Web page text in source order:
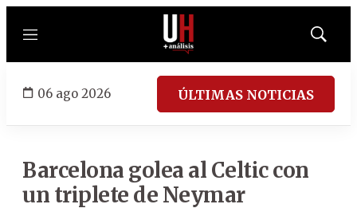
Menú
Mostrar
06 ago 2026 ÚLTIMAS NOTICIAS
Barcelona golea al Celtic con
un triplete de Neymar